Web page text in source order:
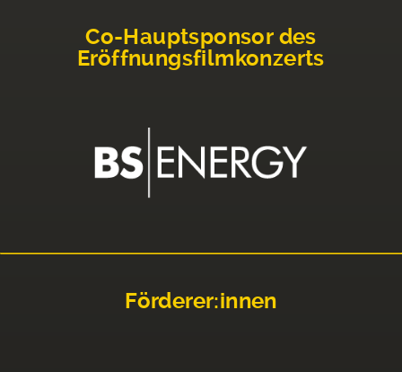
Co-Hauptsponsor des
Eröffnungsfilmkonzerts
Förderer:innen